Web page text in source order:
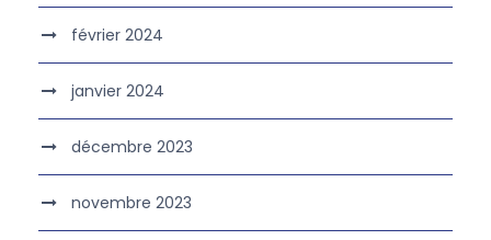
février 2024
janvier 2024
décembre 2023
novembre 2023